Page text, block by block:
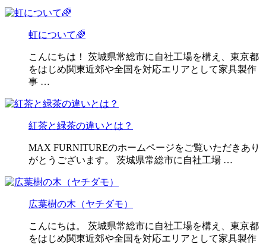
虹について🌈
こんにちは！ 茨城県常総市に自社工場を構え、東京都
をはじめ関東近郊や全国を対応エリアとして家具製作
事 …
紅茶と緑茶の違いとは？
MAX FURNITUREのホームページをご覧いただきあり
がとうございます。 茨城県常総市に自社工場 …
広葉樹の木（ヤチダモ）
こんにちは。 茨城県常総市に自社工場を構え、東京都
をはじめ関東近郊や全国を対応エリアとして家具製作